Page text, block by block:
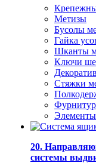
Метизы
Бусолы
Гайка
Шканты
Ключи
Стяжки
Элементы
20.
системы